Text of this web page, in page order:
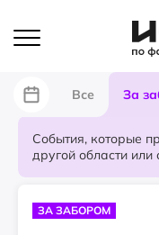
Все За
События, которые
другой области или
ЗА ЗАБОРОМ